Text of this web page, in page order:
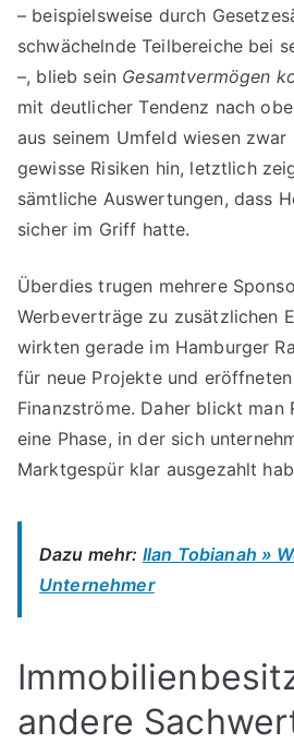
– beispielsweise durch
schwächelnde Teilbereiche bei
–, blieb sein Gesamtvermögen
mit deutlicher Tendenz nach
aus seinem Umfeld wiesen
gewisse Risiken hin, letztlich
sämtliche Auswertungen, dass
sicher im Griff hatte.
Überdies trugen mehrere
Werbeverträge zu zusätzlichen
wirkten gerade im Hamburger
für neue Projekte und
Finanzströme. Daher blickt man
eine Phase, in der sich
Marktgespür klar ausgezahlt
Dazu mehr: Ilan Tobianah »
Unternehmer
andere